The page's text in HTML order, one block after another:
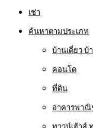
เช่า
ค้นหาตามประเภท
บ้านเดี่ยว บ้
คอนโด
ที่ดิน
อาคารพาณิ